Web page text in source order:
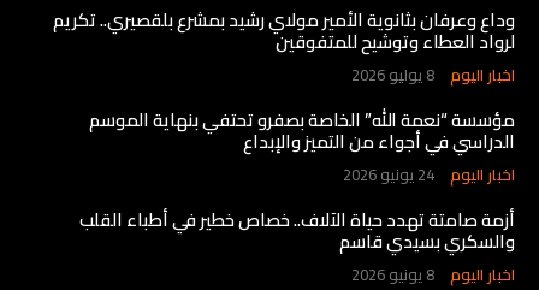
وداع وعرفان بثانوية الأمير مولاي رشيد بمشرع بلقصيري.. تكريم
لرواد العطاء وتوشيح للمتفوقين
اخبار اليوم 8 يوليو 2026
مؤسسة “نعمة الله” الخاصة بصفرو تحتفي بنهاية الموسم
الدراسي في أجواء من التميز والإبداع
اخبار اليوم 24 يونيو 2026
أزمة صامتة تهدد حياة الآلاف.. خصاص خطير في أطباء القلب
والسكري بسيدي قاسم
اخبار اليوم 8 يونيو 2026